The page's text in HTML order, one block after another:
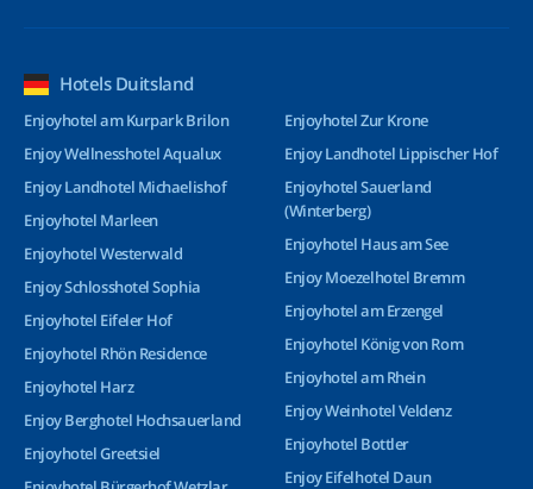
Hotels Duitsland
Enjoyhotel am Kurpark Brilon
Enjoy Wellnesshotel Aqualux
Enjoy Landhotel Michaelishof
Enjoyhotel Marleen
Enjoyhotel Westerwald
Enjoy Schlosshotel Sophia
Enjoyhotel Eifeler Hof
Enjoyhotel Rhön Residence
Enjoyhotel Harz
Enjoy Berghotel Hochsauerland
Enjoyhotel Greetsiel
Enjoyhotel Zur Krone
Enjoy Landhotel Lippischer Hof
Enjoyhotel Sauerland
(Winterberg)
Enjoyhotel Haus am See
Enjoy Moezelhotel Bremm
Enjoyhotel am Erzengel
Enjoyhotel König von Rom
Enjoyhotel am Rhein
Enjoy Weinhotel Veldenz
Enjoyhotel Bottler
Enjoy Eifelhotel Daun